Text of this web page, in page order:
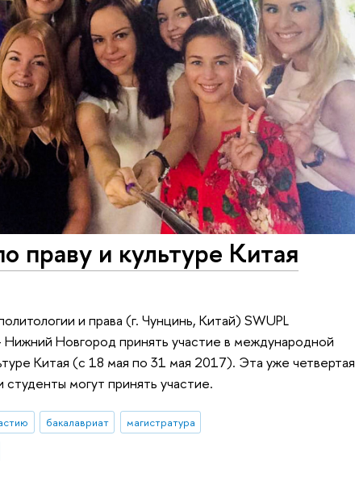
праву и культуре Китая
и права (г. Чунцинь, Китай) SWUPL
Новгород принять участие в международной
Китая (с 18 мая по 31 мая 2017). Эта уже четвертая
могут принять участие.
бакалавриат
магистратура